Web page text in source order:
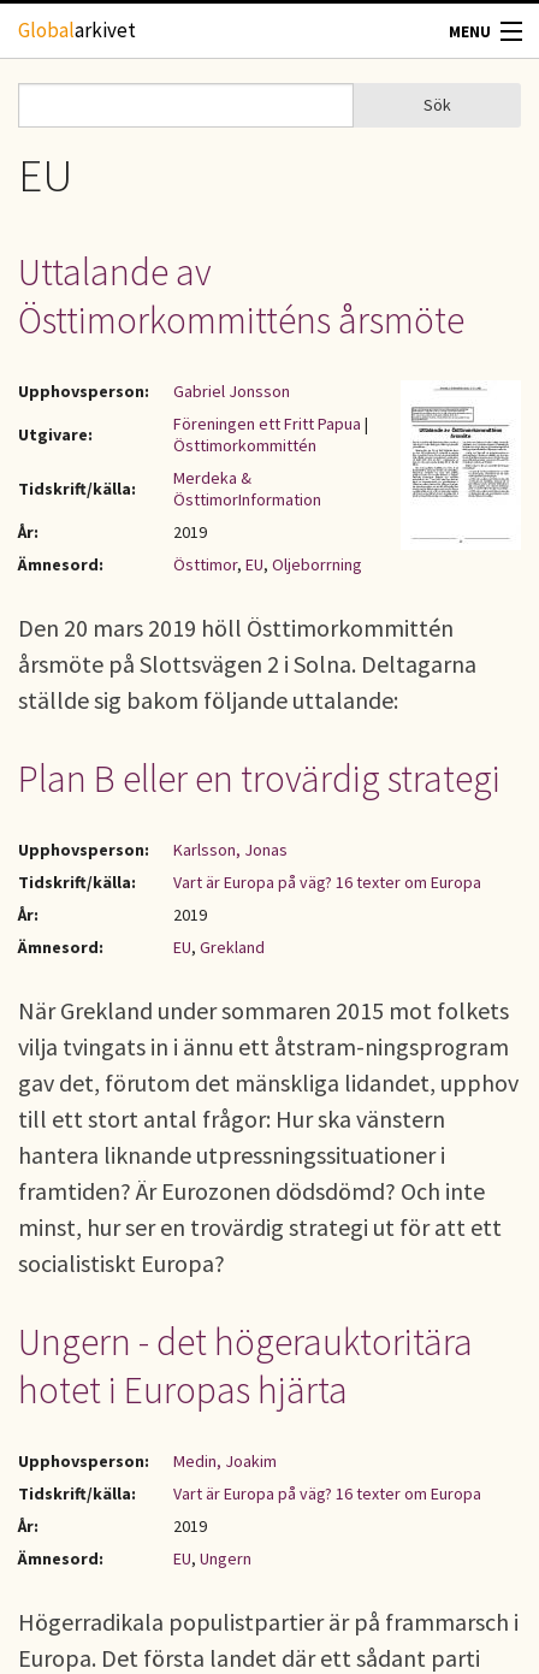
Hoppa till huvudinnehåll
Globalarkivet MENU
TIDSKRIFTER
UPPHOVSRÄTT
Sökformulär
Sök
EU
Uttalande av
Östtimorkommitténs årsmöte
Upphovsperson:
Gabriel Jonsson
Utgivare:
Föreningen ett Fritt Papua |
Östtimorkommittén
Tidskrift/källa:
Merdeka &
ÖsttimorInformation
År:
2019
Ämnesord:
Östtimor, EU, Oljeborrning
Den 20 mars 2019 höll Östtimorkommittén
årsmöte på Slottsvägen 2 i Solna. Deltagarna
ställde sig bakom följande uttalande:
Plan B eller en trovärdig strategi
Upphovsperson:
Karlsson, Jonas
Tidskrift/källa:
Vart är Europa på väg? 16 texter om Europa
År:
2019
Ämnesord:
EU, Grekland
När Grekland under sommaren 2015 mot folkets
vilja tvingats in i ännu ett åtstram-ningsprogram
gav det, förutom det mänskliga lidandet, upphov
till ett stort antal frågor: Hur ska vänstern
hantera liknande utpressningssituationer i
framtiden? Är Eurozonen dödsdömd? Och inte
minst, hur ser en trovärdig strategi ut för att ett
socialistiskt Europa?
Ungern - det högerauktoritära
hotet i Europas hjärta
Upphovsperson:
Medin, Joakim
Tidskrift/källa:
Vart är Europa på väg? 16 texter om Europa
År:
2019
Ämnesord:
EU, Ungern
Högerradikala populistpartier är på frammarsch i
Europa. Det första landet där ett sådant parti